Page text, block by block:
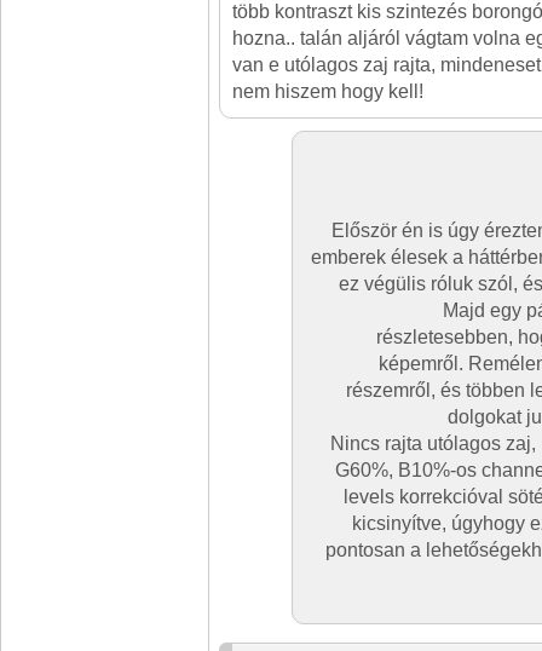
több kontraszt kis szintezés
hozna.. talán aljáról vágtam volna
van e utólagos zaj rajta,
nem hiszem hogy kell!
Először én is úgy
emberek élesek a
ez végülis róluk szól,
Majd egy
részletesebben,
képemről.
részemről, és többen
dolgokat
Nincs rajta utólagos
G60%, B10%-os
levels korrekcióval
kicsinyítve, úgyhogy
pontosan a